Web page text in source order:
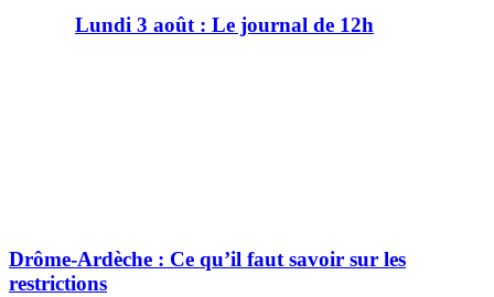
Lundi 3 août : Le journal de 12h
Drôme-Ardèche : Ce qu’il faut savoir sur les
restrictions